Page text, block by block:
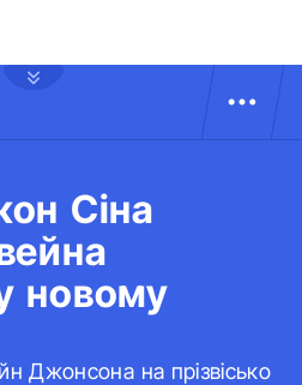
Сіна
новому
Джонсона на прізвісько